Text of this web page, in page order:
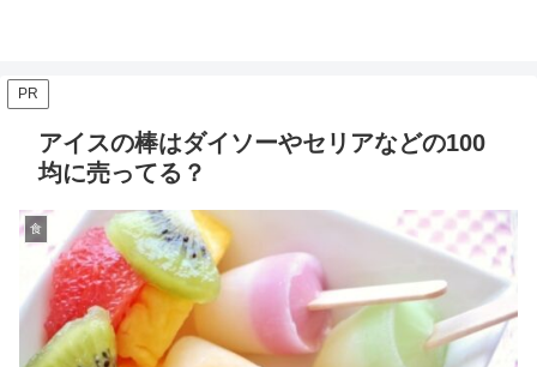
PR
アイスの棒はダイソーやセリアなどの100
均に売ってる？
食